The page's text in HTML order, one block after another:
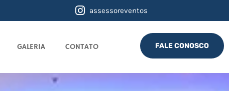
assessoreventos
GALERIA CONTATO FALE CONOSCO